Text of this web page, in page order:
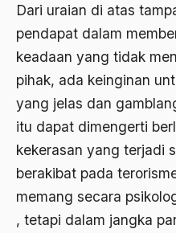
Dari uraian di atas
pendapat dalam
keadaan yang tidak
pihak, ada keinginan
yang jelas dan
itu dapat dimengerti
kekerasan yang terjadi
berakibat pada
memang secara
, tetapi dalam jangka
Ahmad Dhani
Ahmad Hasan Rurbi
Ahmad Khomeini
Ahmad Syafi’i Ma’arif
Ahmad Tirtisudiro
ahmad wahib
Ahmad Wahid
Ahmadiyah